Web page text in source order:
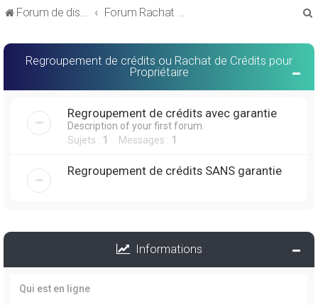
Forum de discussions sur le Regroupement de Crédits et le Rachat de Crédits Forum Rachat de Crédits
Regroupement de crédits ou Rachat de Crédits pour
Propriétaire
Regroupement de crédits avec garantie
Description of your first forum.
Sujets : 1 Messages : 1
Regroupement de crédits SANS garantie
Informations
Qui est en ligne